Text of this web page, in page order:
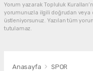
Yorum yazarak Topluluk
yorumunuzla ilgili doğrudan veya
üstleniyorsunuz. Yazılan tüm
tutulamaz.
Anasayfa SPOR